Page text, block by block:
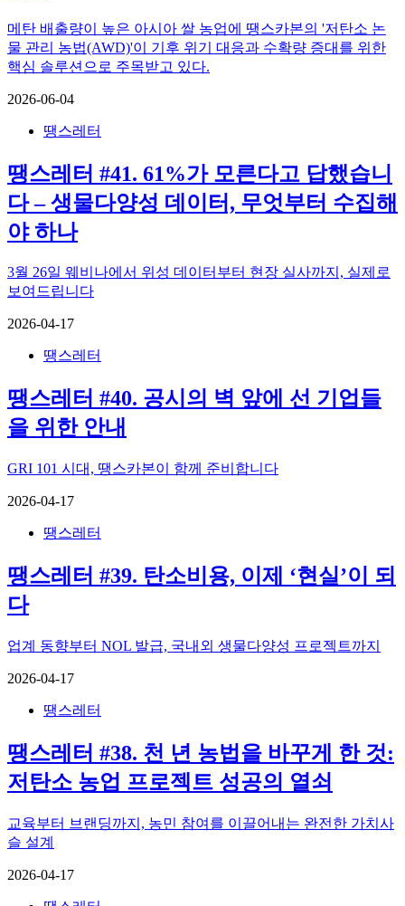
메탄 배출량이 높은 아시아 쌀 농업에 땡스카본의 '저탄소 논
물 관리 농법(AWD)'이 기후 위기 대응과 수확량 증대를 위한
핵심 솔루션으로 주목받고 있다.
2026-06-04
땡스레터
땡스레터 #41. 61%가 모른다고 답했습니
다 – 생물다양성 데이터, 무엇부터 수집해
야 하나
3월 26일 웨비나에서 위성 데이터부터 현장 실사까지, 실제로
보여드립니다
2026-04-17
땡스레터
땡스레터 #40. 공시의 벽 앞에 선 기업들
을 위한 안내
GRI 101 시대, 땡스카본이 함께 준비합니다
2026-04-17
땡스레터
땡스레터 #39. 탄소비용, 이제 ‘현실’이 되
다
업계 동향부터 NOL 발급, 국내외 생물다양성 프로젝트까지
2026-04-17
땡스레터
땡스레터 #38. 천 년 농법을 바꾸게 한 것:
저탄소 농업 프로젝트 성공의 열쇠
교육부터 브랜딩까지, 농민 참여를 이끌어내는 완전한 가치사
슬 설계
2026-04-17